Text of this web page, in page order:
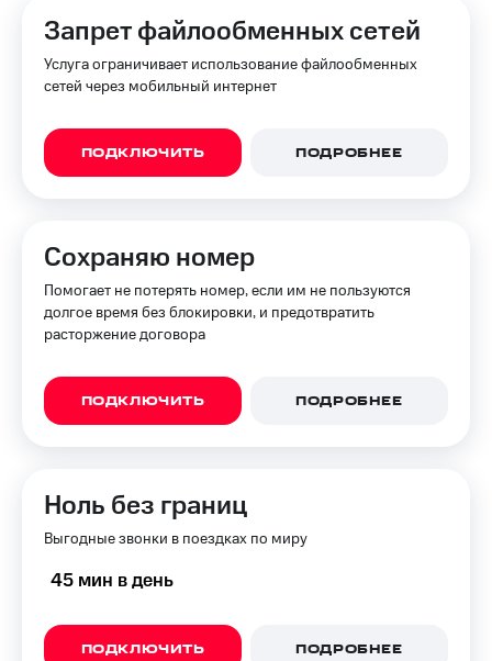
Запрет файлообменных сетей
Услуга ограничивает использование файлообменных
сетей через мобильный интернет
ПОДКЛЮЧИТЬ ПОДРОБНЕЕ
Сохраняю номер
Помогает не потерять номер, если им не пользуются
долгое время без блокировки, и предотвратить
расторжение договора
ПОДКЛЮЧИТЬ ПОДРОБНЕЕ
Ноль без границ
Выгодные звонки в поездках по миру
45 мин в день
ПОДКЛЮЧИТЬ ПОДРОБНЕЕ